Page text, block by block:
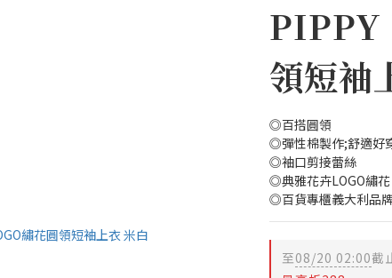
PIPPY
領短袖
◎百搭圓領
◎彈性棉製作;舒適好
◎袖口剪接蕾絲
◎典雅花卉LOGO繡花
◎百貨專櫃義大利品
至08/20 02:00截